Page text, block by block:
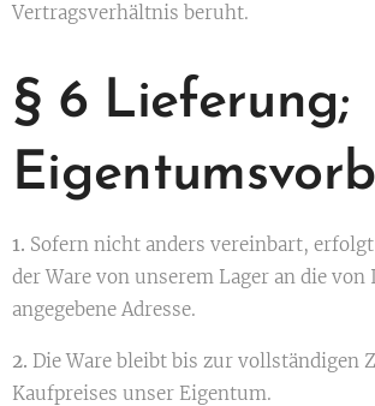
Vertragsverhältnis beruht.
§ 6 Lieferung;
1. Sofern nicht anders vereinbart,
der Ware von unserem Lager an die von
angegebene Adresse.
2. Die Ware bleibt bis zur vollständigen
Kaufpreises unser Eigentum.